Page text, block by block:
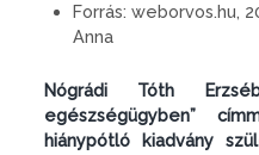
Forrás: weborvos.hu,
Anna
Nógrádi Tóth
egészségügyben”
hiánypótló kiadvány